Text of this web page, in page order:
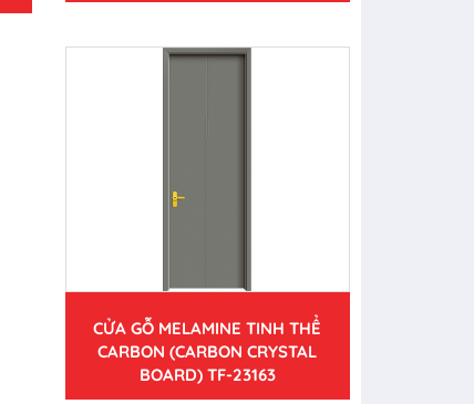
CỬA GỖ MELAMINE TINH THỂ
CARBON (CARBON CRYSTAL
BOARD) TF-23163